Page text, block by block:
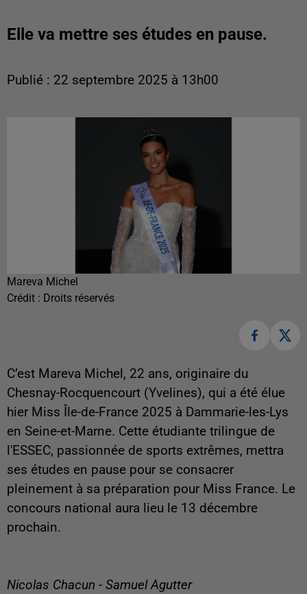
Elle va mettre ses études en pause.
Publié : 22 septembre 2025 à 13h00
Mareva Michel
Crédit : Droits réservés
C’est Mareva Michel, 22 ans, originaire du
Chesnay-Rocquencourt (Yvelines), qui a été élue
hier Miss Île-de-France 2025 à Dammarie-les-Lys
en Seine-et-Marne. Cette étudiante trilingue de
l'ESSEC, passionnée de sports extrêmes, mettra
ses études en pause pour se consacrer
pleinement à sa préparation pour Miss France. Le
concours national aura lieu le 13 décembre
prochain.
Nicolas Chacun - Samuel Agutter